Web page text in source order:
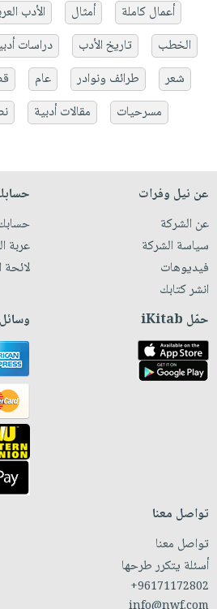
أعمال كاملة
أمثال الأدب
الخطب
تاريخ الأدب دراسات
شعر
طرائف ونوادر عام
مسرحيات
مقالات أدبية
عن نيل وفرات
عن الشركة
سياسة الشركة
فيديوهات
انشر كتابك
عربة
لائحة
حمّل iKitab
تواصل معنا
تواصل معنا
أسئلة يتكرر طرحها
+96171172802